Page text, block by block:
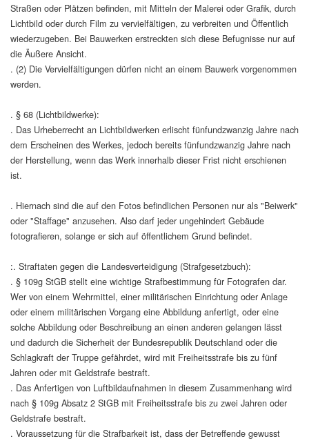
Straßen oder Plätzen befinden, mit Mitteln der Malerei oder Grafik, durch
Lichtbild oder durch Film zu vervielfältigen, zu verbreiten und Öffentlich
wiederzugeben. Bei Bauwerken erstreckten sich diese Befugnisse nur auf
die Äußere Ansicht.
. (2) Die Vervielfältigungen dürfen nicht an einem Bauwerk vorgenommen
werden.
. § 68 (Lichtbildwerke):
. Das Urheberrecht an Lichtbildwerken erlischt fünfundzwanzig Jahre nach
dem Erscheinen des Werkes, jedoch bereits fünfundzwanzig Jahre nach
der Herstellung, wenn das Werk innerhalb dieser Frist nicht erschienen
ist.
. Hiernach sind die auf den Fotos befindlichen Personen nur als "Beiwerk"
oder "Staffage" anzusehen. Also darf jeder ungehindert Gebäude
fotografieren, solange er sich auf öffentlichem Grund befindet.
:. Straftaten gegen die Landesverteidigung (Strafgesetzbuch):
. § 109g StGB stellt eine wichtige Strafbestimmung für Fotografen dar.
Wer von einem Wehrmittel, einer militärischen Einrichtung oder Anlage
oder einem militärischen Vorgang eine Abbildung anfertigt, oder eine
solche Abbildung oder Beschreibung an einen anderen gelangen lässt
und dadurch die Sicherheit der Bundesrepublik Deutschland oder die
Schlagkraft der Truppe gefährdet, wird mit Freiheitsstrafe bis zu fünf
Jahren oder mit Geldstrafe bestraft.
. Das Anfertigen von Luftbildaufnahmen in diesem Zusammenhang wird
nach § 109g Absatz 2 StGB mit Freiheitsstrafe bis zu zwei Jahren oder
Geldstrafe bestraft.
. Voraussetzung für die Strafbarkeit ist, dass der Betreffende gewusst